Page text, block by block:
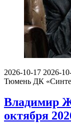
2026-10-17 2026-
Тюмень ДК
Владимир
октября